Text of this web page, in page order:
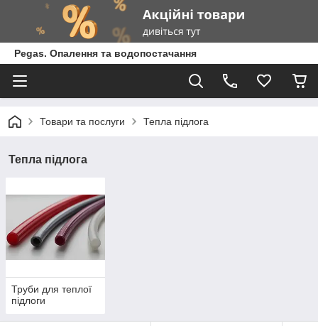
Pegas. Опалення та водопостачання
Товари та послуги Тепла підлога
Тепла підлога
Труби для теплої
підлоги